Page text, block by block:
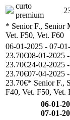
curto
premium
* Senior F., Senior
Vet. F50, Vet. F60
06-01-2025 - 07-
23.70€08-01-2025
23.70€24-02-2025
23.70€07-04-2025
23.70€* Senior F.,
F40, Vet. F50, Vet.
06-01-
07-01-